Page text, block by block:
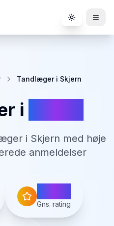
Toggle
Tandlæger i Skjern
i
i Skjern med høje
anmeldelser
Gns. rating